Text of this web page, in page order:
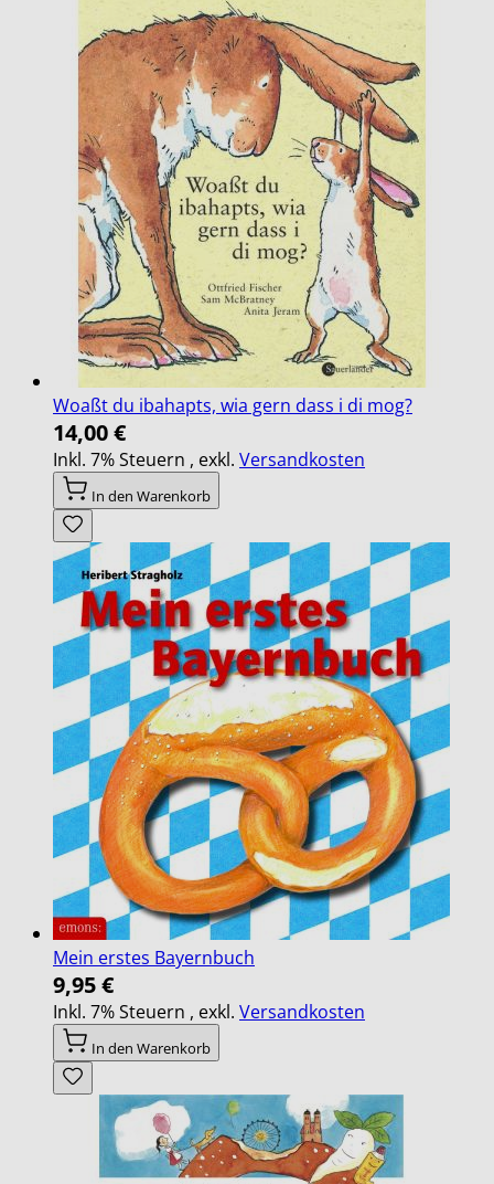
Woaßt du ibahapts, wia gern dass i di mog?
14,00 €
Inkl. 7% Steuern , exkl. Versandkosten
In den Warenkorb
Mein erstes Bayernbuch
9,95 €
Inkl. 7% Steuern , exkl. Versandkosten
In den Warenkorb